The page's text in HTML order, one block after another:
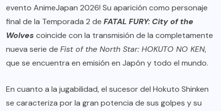
evento AnimeJapan 2026! Su aparición como personaje
final de la Temporada 2 de FATAL FURY: City of the
Wolves coincide con la transmisión de la completamente
nueva serie de Fist of the North Star: HOKUTO NO KEN,
que se encuentra en emisión en Japón y todo el mundo.
En cuanto a la jugabilidad, el sucesor del Hokuto Shinken
se caracteriza por la gran potencia de sus golpes y su